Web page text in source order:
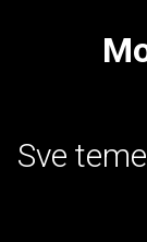
Sve teme